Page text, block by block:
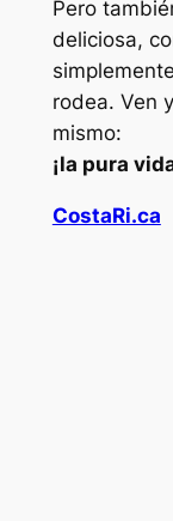
Pero
deliciosa,
rodea. Ven
mismo:
¡la pura
CostaRi.ca